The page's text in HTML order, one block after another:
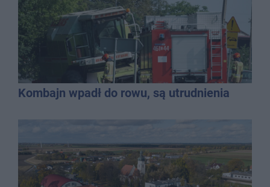
Kombajn wpadł do rowu, są utrudnienia